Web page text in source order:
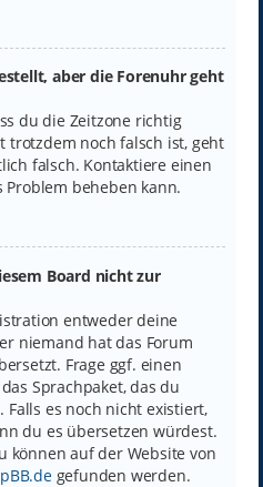
aber die Forenuhr geht
du die Zeitzone richtig
trotzdem noch falsch ist, geht
falsch. Kontaktiere einen
beheben kann.
Board nicht zur
entweder deine
niemand hat das Forum
Frage ggf. einen
Sprachpaket, das du
es noch nicht existiert,
du es übersetzen würdest.
können auf der Website von
gefunden werden.